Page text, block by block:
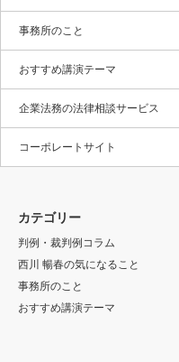
事務所のこと
おすすめ講演テーマ
企業法務の法律相談サービス
コーポレートサイト
カテゴリー
判例・裁判例コラム
西川 暢春の気になること
事務所のこと
おすすめ講演テーマ